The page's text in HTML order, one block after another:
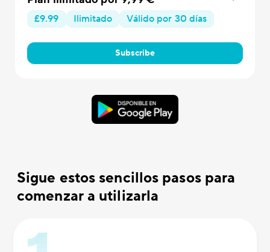
£9.99 Ilimitado Válido por 30 días
Subscribe
Sigue estos sencillos pasos para
comenzar a utilizarla